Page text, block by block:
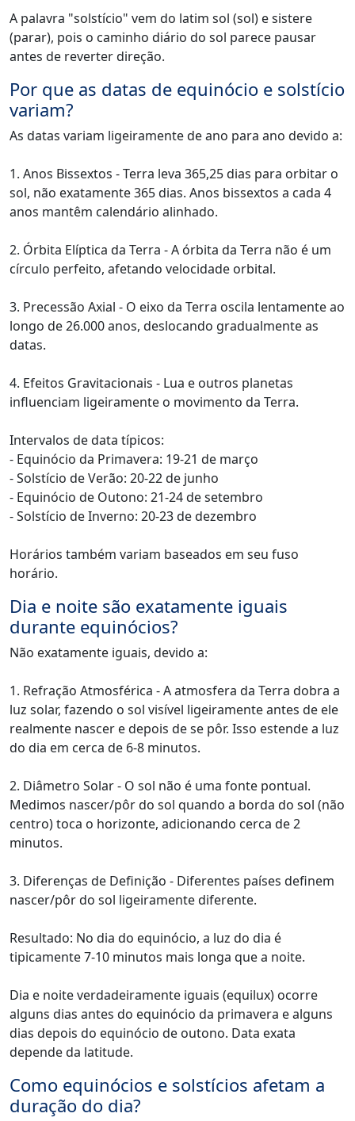
A palavra "solstício" vem do latim sol (sol) e sistere
(parar), pois o caminho diário do sol parece pausar
antes de reverter direção.
Por que as datas de equinócio e solstício
variam?
As datas variam ligeiramente de ano para ano devido a:
1. Anos Bissextos - Terra leva 365,25 dias para orbitar o
sol, não exatamente 365 dias. Anos bissextos a cada 4
anos mantêm calendário alinhado.
2. Órbita Elíptica da Terra - A órbita da Terra não é um
círculo perfeito, afetando velocidade orbital.
3. Precessão Axial - O eixo da Terra oscila lentamente ao
longo de 26.000 anos, deslocando gradualmente as
datas.
4. Efeitos Gravitacionais - Lua e outros planetas
influenciam ligeiramente o movimento da Terra.
Intervalos de data típicos:
- Equinócio da Primavera: 19-21 de março
- Solstício de Verão: 20-22 de junho
- Equinócio de Outono: 21-24 de setembro
- Solstício de Inverno: 20-23 de dezembro
Horários também variam baseados em seu fuso
horário.
Dia e noite são exatamente iguais
durante equinócios?
Não exatamente iguais, devido a:
1. Refração Atmosférica - A atmosfera da Terra dobra a
luz solar, fazendo o sol visível ligeiramente antes de ele
realmente nascer e depois de se pôr. Isso estende a luz
do dia em cerca de 6-8 minutos.
2. Diâmetro Solar - O sol não é uma fonte pontual.
Medimos nascer/pôr do sol quando a borda do sol (não
centro) toca o horizonte, adicionando cerca de 2
minutos.
3. Diferenças de Definição - Diferentes países definem
nascer/pôr do sol ligeiramente diferente.
Resultado: No dia do equinócio, a luz do dia é
tipicamente 7-10 minutos mais longa que a noite.
Dia e noite verdadeiramente iguais (equilux) ocorre
alguns dias antes do equinócio da primavera e alguns
dias depois do equinócio de outono. Data exata
depende da latitude.
Como equinócios e solstícios afetam a
duração do dia?